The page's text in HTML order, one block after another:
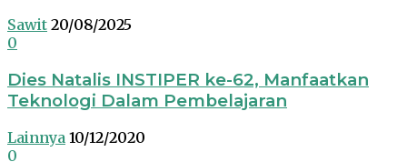
Sawit 20/08/2025
0
Dies Natalis INSTIPER ke-62, Manfaatkan
Teknologi Dalam Pembelajaran
Lainnya 10/12/2020
0